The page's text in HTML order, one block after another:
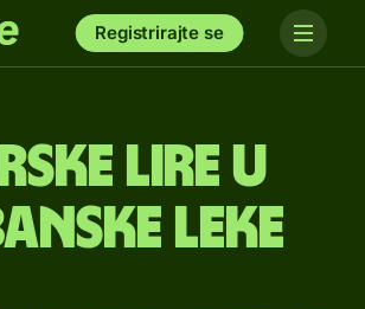
Registrirajte se
lire u
leke